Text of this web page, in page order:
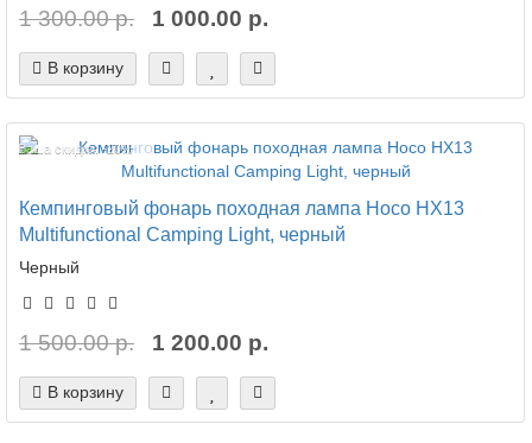
1 300.00 р. 1 000.00 р.
В корзину
Ваша скидка: -20%
Кемпинговый фонарь походная лампа Hoco HX13
Multifunctional Camping Light, черный
Черный
1 500.00 р. 1 200.00 р.
В корзину